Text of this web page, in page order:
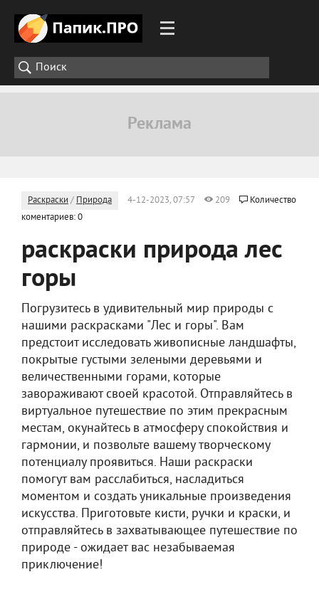
Раскраски / Природа 4-12-2023, 07:57 209
Количество
коментариев: 0
раскраски природа лес
горы
Погрузитесь в удивительный мир природы с
нашими раскрасками "Лес и горы". Вам
предстоит исследовать живописные ландшафты,
покрытые густыми зелеными деревьями и
величественными горами, которые
завораживают своей красотой. Отправляйтесь в
виртуальное путешествие по этим прекрасным
местам, окунайтесь в атмосферу спокойствия и
гармонии, и позвольте вашему творческому
потенциалу проявиться. Наши раскраски
помогут вам расслабиться, насладиться
моментом и создать уникальные произведения
искусства. Приготовьте кисти, ручки и краски, и
отправляйтесь в захватывающее путешествие по
природе - ожидает вас незабываемая
приключение!